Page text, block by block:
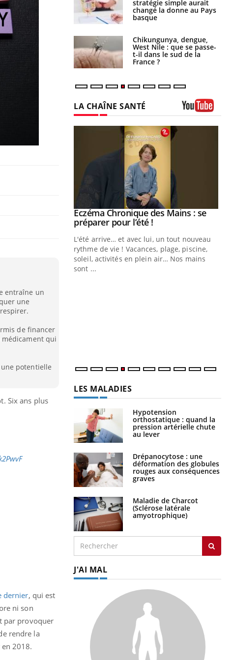
entraîne un
une
de financer
qui
potentielle
Six ans plus
dernier, qui est
ni son
par provoquer
rendre la
2018.
attire l'attention
oublier les
stratégie simple aurait
changé la donne au Pays
basque
Chikungunya, dengue,
West Nile : que se passe-
t-il dans le sud de la
France ?
LA CHAÎNE SANTÉ
Youtube
Eczéma Chronique des Mains : se
préparer pour l’été !Youtube
L'été arrive… et avec lui, un tout nouveau
rythme de vie ! Vacances, plage, piscine,
soleil, activités en plein air… Nos mains
sont ...
LES MALADIES
Hypotension
orthostatique : quand la
pression artérielle chute
au lever
Drépanocytose : une
déformation des globules
rouges aux conséquences
graves
Maladie de Charcot
(Sclérose latérale
amyotrophique)
J'AI MAL